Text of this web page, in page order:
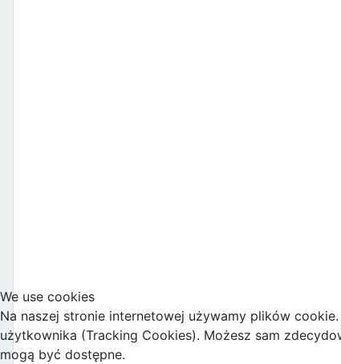
We use cookies
Na naszej stronie internetowej używamy plików
użytkownika (Tracking Cookies). Możesz sam
mogą być dostępne.